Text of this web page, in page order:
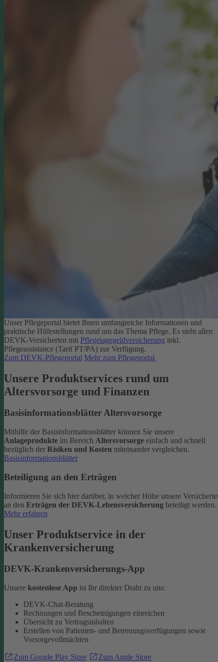
Unser Pflegeportal bietet Ihnen umfangreiche Informationen und
praktische Hilfestellungen rund um das Thema Pflege. Es steht allen
DEVK-Versicherten mit Pflegetagegeldversicherung inkl.
Pflegeassistance (Tarif PT/PA) zur Verfügung.
Zum DEVK-Pflegeportal Mehr zum Pflegeportal
Unsere Produktservices rund um
Altersvorsorge und Finanzen
Basisinformationsblätter Altersvorsorge
Mithilfe der Basisinformationsblätter können Sie unsere
Anlageprodukte im Bereich Altersvorsorge einfach und schnell
bezüglich der Risiken und Kosten miteinander vergleichen.
Basisinformationsblätter
Beteiligung an den Erträgen
Informieren Sie sich hier darüber, in welcher Höhe unsere
an den Erträgen der DEVK-Lebensversicherung beteiligt werden.
Mehr erfahren
Unser Produktservice in der
Krankenversicherung
DEVK-Krankenversicherungs-App
Unsere kostenlose App ist Ihr direkter Draht zu uns:
DEVK-Chat-Beratung
Rechnungen und Bescheinigungen einreichen
Übersicht zu Vertragsinhalten
Erstellen von Patienten- und Betreuungsverfügungen sowie
Vorsorgevollmächten
Zum Google Play Store Zum Apple Store